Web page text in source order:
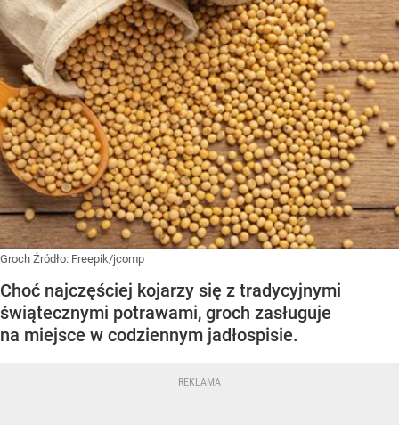
Groch Źródło: Freepik/jcomp
Choć najczęściej kojarzy się z tradycyjnymi
świątecznymi potrawami, groch zasługuje
na miejsce w codziennym jadłospisie.